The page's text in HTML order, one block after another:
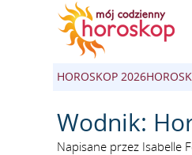
HOROSKOP 2026
Wodnik:
Napisane przez Isabelle